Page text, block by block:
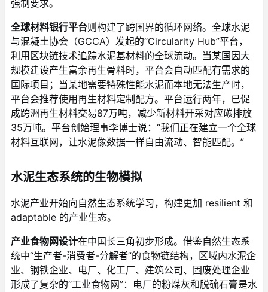
强制要求。
全球材料银行平台则构建了跨国界的循环网络。全球水泥
与混凝土协会（GCCA）发起的“Circularity Hub”平台，
利用区块链技术追踪水泥基材料的全球流动。当某国因大
规模建设产生富余再生骨料时，平台会自动匹配有需求的
国际项目；当某地需要特殊性能水泥而本地无法生产时，
平台会推荐使用再生材料定制配方。平台运行两年，已促
成跨洲再生材料交易87万吨，减少新材料开采对应碳排放
35万吨。平台创始理事李博士说：“我们正在建立一个全球
材料互联网，让水泥像数据一样自由流动、智能匹配。”
水泥生态系统的生物模拟
水泥产业开始向自然生态系统学习，构建更加 resilient 和
adaptable 的产业生态。
产业食物网设计在中国长三角初步形成。借鉴自然生态系
统中“生产者-消费者-分解者”的食物链结构，区域内水泥企
业、钢铁企业、电厂、化工厂、建筑公司、固废处理企业
形成了复杂的“工业食物网”：电厂的粉煤灰和脱硫石膏是水